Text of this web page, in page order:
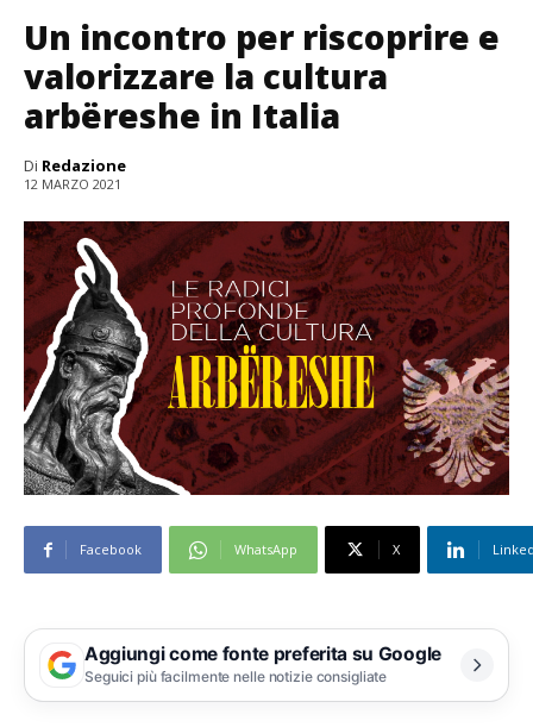
Un incontro per riscoprire e
valorizzare la cultura
arbëreshe in Italia
Di Redazione
12 MARZO 2021
Facebook WhatsApp X
Aggiungi come fonte preferita su Google
Seguici più facilmente nelle notizie consigliate